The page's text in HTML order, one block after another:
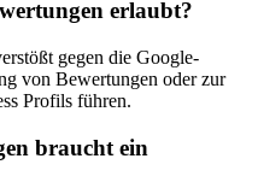
erlaubt?
gegen die Google-
von Bewertungen oder zur
Profils führen.
braucht ein